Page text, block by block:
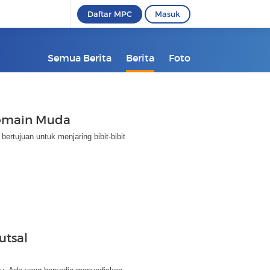
Daftar MPC Masuk
Semua Berita Berita Foto
Muda
untuk menjaring bibit-bibit